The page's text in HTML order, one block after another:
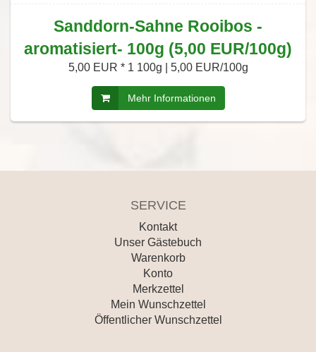
Sanddorn-Sahne Rooibos -
aromatisiert- 100g (5,00 EUR/100g)
5,00 EUR * 1 100g | 5,00 EUR/100g
Mehr Informationen
SERVICE
Kontakt
Unser Gästebuch
Warenkorb
Konto
Merkzettel
Mein Wunschzettel
Öffentlicher Wunschzettel